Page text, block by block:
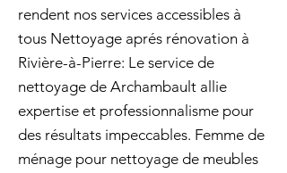
rendent nos services accessibles à
tous Nettoyage aprés rénovation à
Rivière-à-Pierre: Le service de
nettoyage de Archambault allie
expertise et professionnalisme pour
des résultats impeccables. Femme de
ménage pour nettoyage de meubles